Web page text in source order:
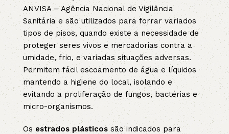
ANVISA – Agência Nacional de Vigilância
Sanitária e são utilizados para forrar variados
tipos de pisos, quando existe a necessidade de
proteger seres vivos e mercadorias contra a
umidade, frio, e variadas situações adversas.
Permitem fácil escoamento de água e líquidos
mantendo a higiene do local, isolando e
evitando a proliferação de fungos, bactérias e
micro-organismos.
Os estrados plásticossão indicados para